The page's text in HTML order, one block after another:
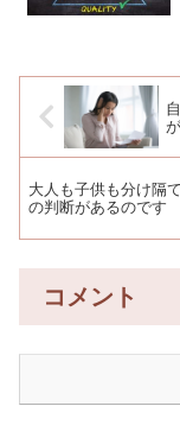
大人も子供も分け隔
の判断があるのです
コメント